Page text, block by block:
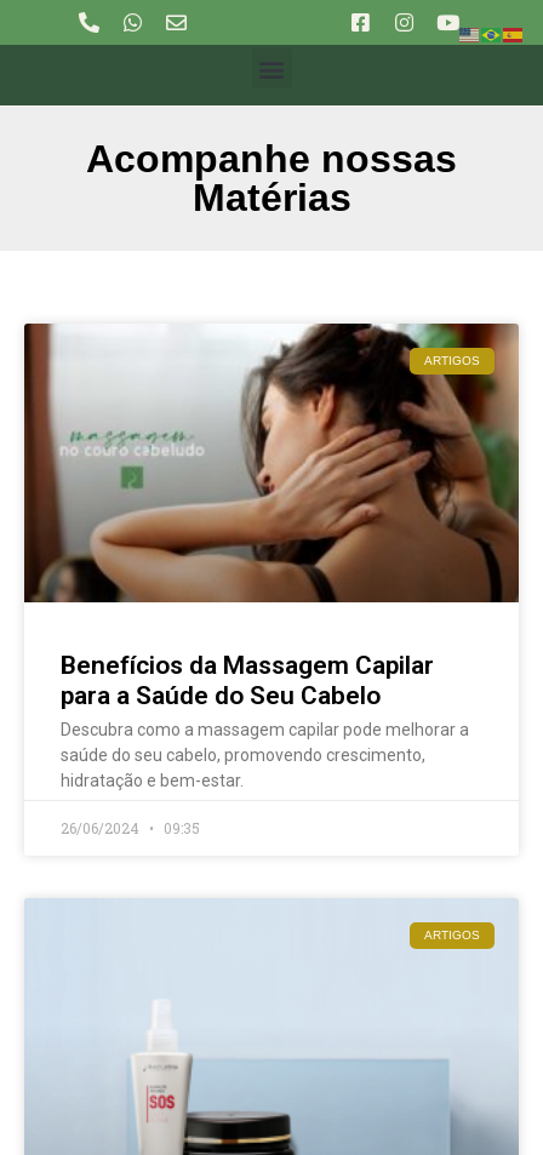
Acompanhe nossas
Matérias
ARTIGOS
Benefícios da Massagem Capilar
para a Saúde do Seu Cabelo
Descubra como a massagem capilar pode melhorar a
saúde do seu cabelo, promovendo crescimento,
hidratação e bem-estar.
26/06/2024 09:35
ARTIGOS